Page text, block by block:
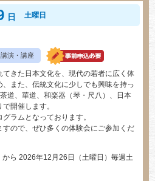
日 土曜日
講演・講座
きた日本文化を、現代の若者に広く体
また、伝統文化に少しでも興味を持っ
道、華道、和楽器（琴・尺八）、日本
開催します。
ラムとなっております。
ので、ぜひ多くの体験会にご参加くだ
ら 2026年12月26日（土曜日）毎週土